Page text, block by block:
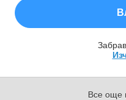
Все още